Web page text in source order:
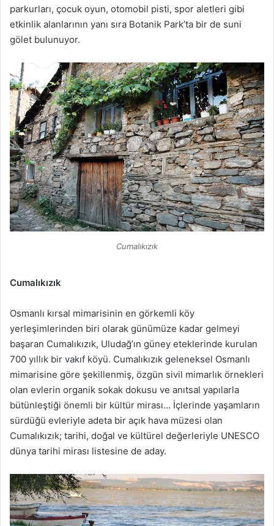
parkurları, çocuk oyun, otomobil pisti, spor aletleri gibi
etkinlik alanlarının yanı sıra Botanik Park’ta bir de suni
gölet bulunuyor.
Cumalıkızık
Cumalıkızık
Osmanlı kırsal mimarisinin en görkemli köy
yerleşimlerinden biri olarak günümüze kadar gelmeyi
başaran Cumalıkızık, Uludağ’ın güney eteklerinde kurulan
700 yıllık bir vakıf köyü. Cumalıkızık geleneksel Osmanlı
mimarisine göre şekillenmiş, özgün sivil mimarlık örnekleri
olan evlerin organik sokak dokusu ve anıtsal yapılarla
bütünleştiği önemli bir kültür mirası… İçlerinde yaşamların
sürdüğü evleriyle adeta bir açık hava müzesi olan
Cumalıkızık; tarihi, doğal ve kültürel değerleriyle UNESCO
dünya tarihi mirası listesine de aday.